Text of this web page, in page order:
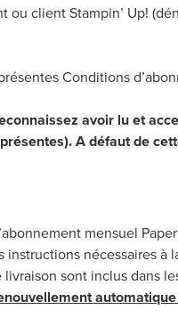
client Stampin’ Up!
Conditions
avoir lu et
A défaut de
mensuel
nécessaires à
sont inclus dans
automatique